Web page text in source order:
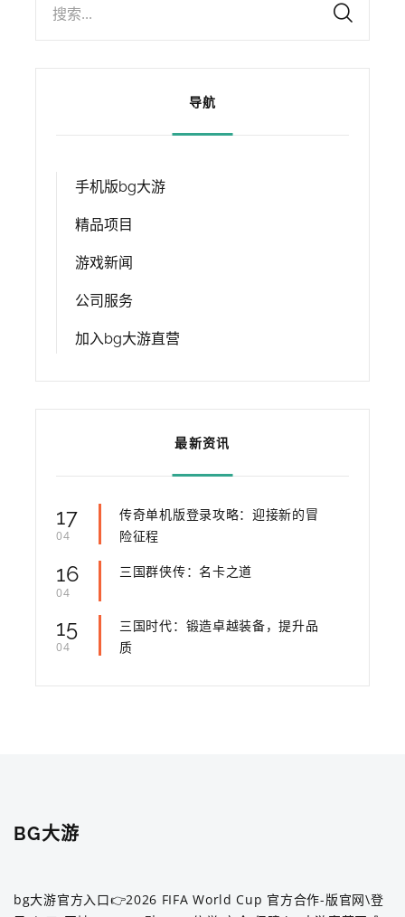
搜索...
导航
手机版bg大游
精品项目
游戏新闻
公司服务
加入bg大游直营
最新资讯
17
04
传奇单机版登录攻略：迎接新的冒
险征程
16
04
三国群侠传：名卡之道
15
04
三国时代：锻造卓越装备，提升品
质
BG大游
bg大游官方入口👉2026 FIFA World Cup 官方合作-版官网\登